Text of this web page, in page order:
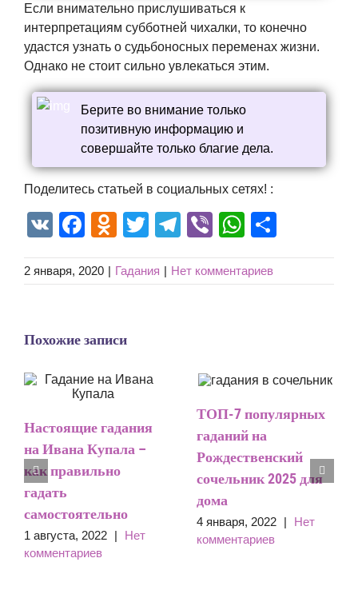
Если внимательно прислушиваться к
интерпретациям субботней чихалки, то конечно
удастся узнать о судьбоносных переменах жизни.
Однако не стоит сильно увлекаться этим.
Берите во внимание только
позитивную информацию и
совершайте только благие дела.
Поделитесь статьей в социальных сетях! :
VK Facebook
Odnoklassniki
TwitterTelegram
Viber
2 января, 2020 | Гадания | Нет комментариев
Похожие записи
Настоящие гадания
на Ивана Купала –
как правильно
гадать
самостоятельно
1 августа, 2022 |
Нет
комментариев
ТОП-7 популярных
гаданий на
Рождественский
сочельник 2025 для
дома
4 января, 2022 |
Нет
комментариев